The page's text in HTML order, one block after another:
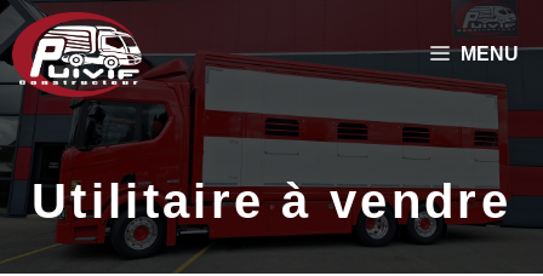
Aller
au
contenu
MENU
Utilitaire à vendre